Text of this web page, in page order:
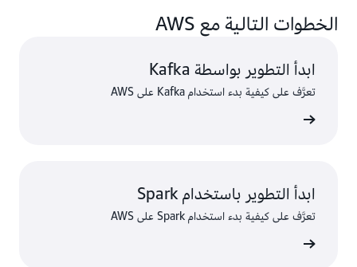
الخطوات التالية مع AWS
ابدأ التطوير بواسطة Kafka
تعرَّف على كيفية بدء استخدام Kafka على AWS
ابدأ التطوير باستخدام Spark
تعرَّف على كيفية بدء استخدام Spark على AWS